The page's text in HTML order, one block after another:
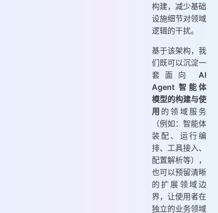
构建，减少基础
设施细节对领域
逻辑的干扰。
基于该架构，我
们既可以沉淀一
套面向 AI
Agent 智能体
模型的构建与使
用 的领域服务
（例如：智能体
装配、运行编
排、工具接入、
配置解析等），
也可以预留清晰
的扩展领域边
界，让使用者在
独立的业务领域